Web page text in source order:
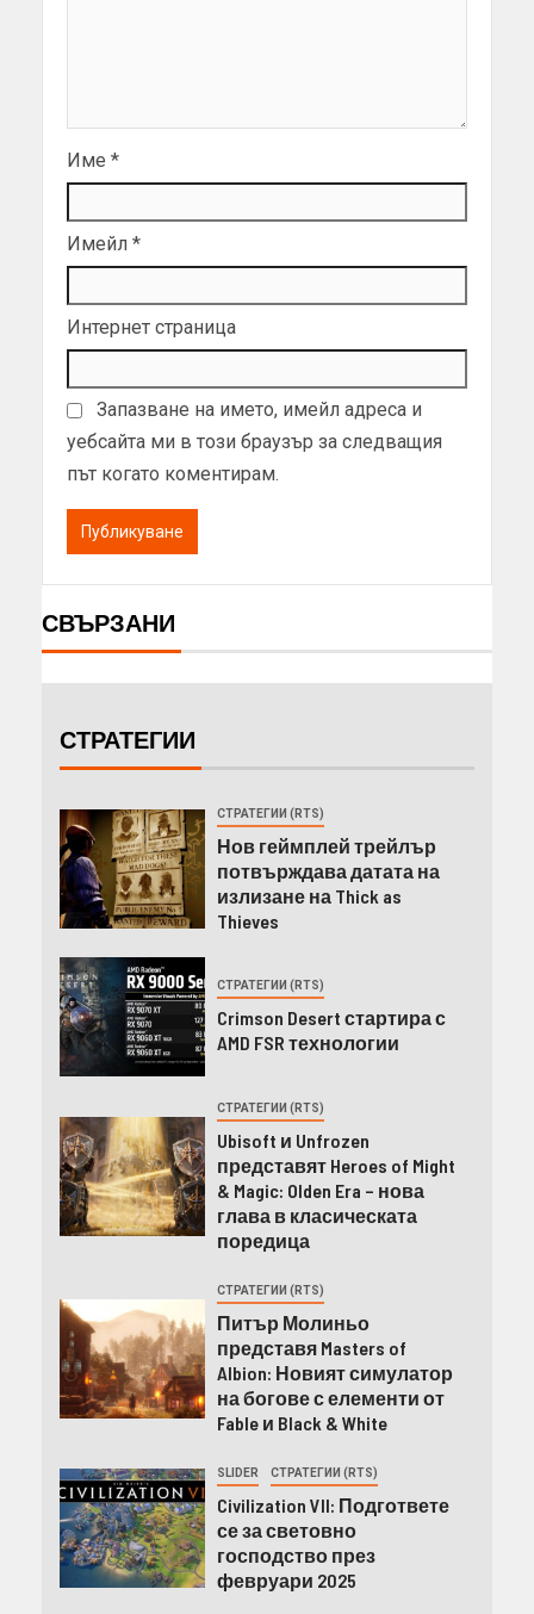
Име *
Имейл *
Интернет страница
Запазване на името, имейл адреса и
уебсайта ми в този браузър за следващия
път когато коментирам.
СВЪРЗАНИ
СТРАТЕГИИ
СТРАТЕГИИ (RTS)
Нов геймплей трейлър
потвърждава датата на
излизане на Thick as
Thieves
СТРАТЕГИИ (RTS)
Crimson Desert стартира с
AMD FSR технологии
СТРАТЕГИИ (RTS)
Ubisoft и Unfrozen
представят Heroes of Might
& Magic: Olden Era – нова
глава в класическата
поредица
СТРАТЕГИИ (RTS)
Питър Молиньо
представя Masters of
Albion: Новият симулатор
на богове с елементи от
Fable и Black & White
SLIDER СТРАТЕГИИ (RTS)
Civilization VII: Подгответе
се за световно
господство през
февруари 2025